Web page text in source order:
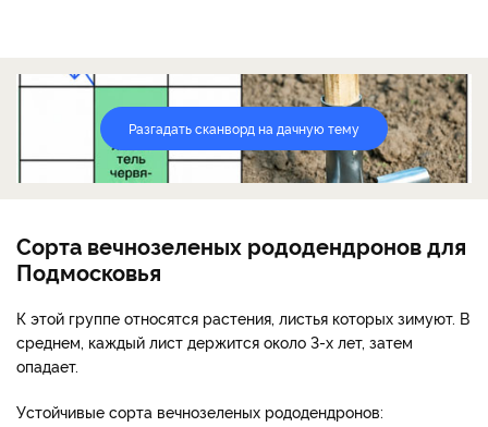
Разгадать сканворд на дачную тему
Сорта вечнозеленых рододендронов для
Подмосковья
К этой группе относятся растения, листья которых зимуют. В
среднем, каждый лист держится около 3-х лет, затем
опадает.
Устойчивые сорта вечнозеленых рододендронов: